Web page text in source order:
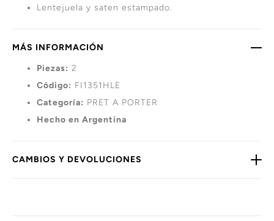
Lentejuela y saten estampado.
MÁS INFORMACIÓN
Piezas: 2
Código: FI1351HLE
Categoría: PRET A PORTER
Hecho en Argentina
CAMBIOS Y DEVOLUCIONES